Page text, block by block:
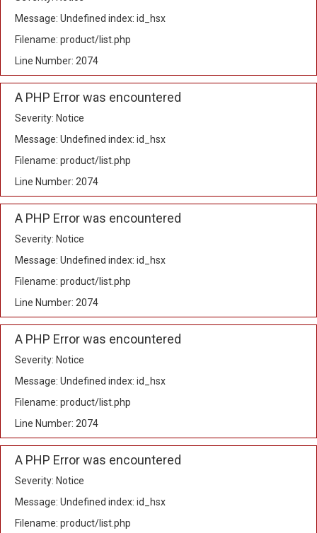
Message: Undefined index: id_hsx
Filename: product/list.php
Line Number: 2074
A PHP Error was encountered
Severity: Notice
Message: Undefined index: id_hsx
Filename: product/list.php
Line Number: 2074
A PHP Error was encountered
Severity: Notice
Message: Undefined index: id_hsx
Filename: product/list.php
Line Number: 2074
A PHP Error was encountered
Severity: Notice
Message: Undefined index: id_hsx
Filename: product/list.php
Line Number: 2074
A PHP Error was encountered
Severity: Notice
Message: Undefined index: id_hsx
Filename: product/list.php